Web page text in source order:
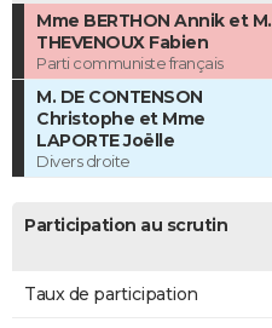
Mme BERTHON Annik et M.
THEVENOUX Fabien
Parti communiste français
M. DE CONTENSON
Christophe et Mme
LAPORTE Joëlle
Divers droite
Participation au scrutin
Taux de participation